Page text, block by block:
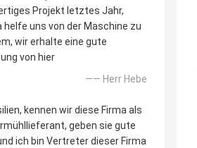
Projekt letztes Jahr,
helfe uns von der Maschine zu
wir erhalte eine gute
von hier
—— Herr Hebe
kennen wir diese Firma als
geben sie gute
ich bin Vertreter dieser Firma